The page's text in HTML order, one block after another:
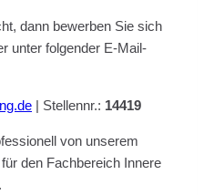
dann bewerben Sie sich
unter folgender E-Mail-
| Stellennr.: 14419
von unserem
den Fachbereich Innere